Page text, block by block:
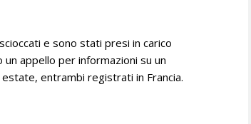
e sono stati presi in carico
appello per informazioni su un
entrambi registrati in Francia.